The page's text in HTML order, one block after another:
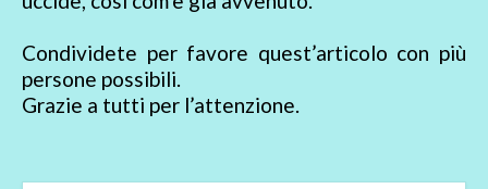
Condividete per favore quest’articolo con più
persone possibili.
Grazie a tutti per l’attenzione.